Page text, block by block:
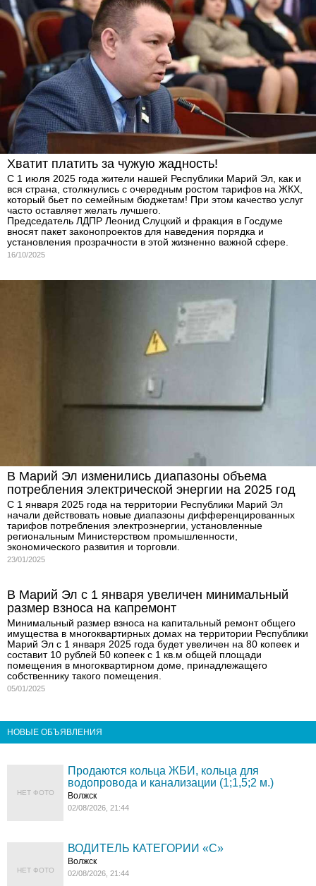
Хватит платить за чужую жадность!
С 1 июля 2025 года жители нашей Республики Марий Эл, как и
вся страна, столкнулись с очередным ростом тарифов на ЖКХ,
который бьет по семейным бюджетам! При этом качество услуг
часто оставляет желать лучшего.
Председатель ЛДПР Леонид Слуцкий и фракция в Госдуме
вносят пакет законопроектов для наведения порядка и
установления прозрачности в этой жизненно важной сфере.
16/10/2025
В Марий Эл изменились диапазоны объема
потребления электрической энергии на 2025 год
С 1 января 2025 года на территории Республики Марий Эл
начали действовать новые диапазоны дифференцированных
тарифов потребления электроэнергии, установленные
региональным Министерством промышленности,
экономического развития и торговли.
23/01/2025
В Марий Эл с 1 января увеличен минимальный
размер взноса на капремонт
Минимальный размер взноса на капитальный ремонт общего
имущества в многоквартирных домах на территории Республики
Марий Эл с 1 января 2025 года будет увеличен на 80 копеек и
составит 10 рублей 50 копеек с 1 кв.м общей площади
помещения в многоквартирном доме, принадлежащего
собственнику такого помещения.
05/01/2025
НОВЫЕ ОБЪЯВЛЕНИЯ
НЕТ ФОТО
Продаются кольца ЖБИ, кольца для
водопровода и канализации (1;1,5;2 м.)
Волжск
02/08/2026, 21:44
НЕТ ФОТО
ВОДИТЕЛЬ КАТЕГОРИИ «C»
Волжск
02/08/2026, 21:44